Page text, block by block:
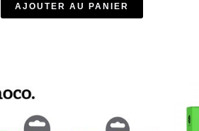
AJOUTER AU PANIER